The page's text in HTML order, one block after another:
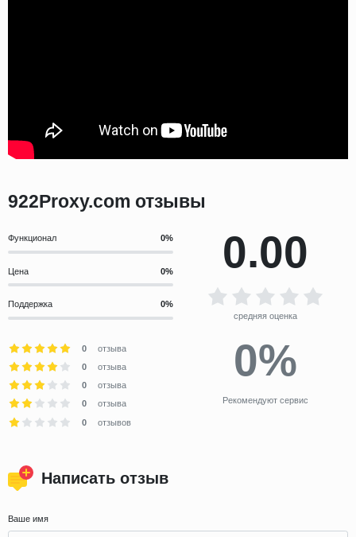
922Proxy.com отзывы
Функционал
Цена
Поддержка
0.00
средняя оценка
0
отзыва
0
отзыва
0
отзыва
0
отзыва
0
отзывов
0%
Рекомендуют сервис
Написать отзыв
Ваше имя